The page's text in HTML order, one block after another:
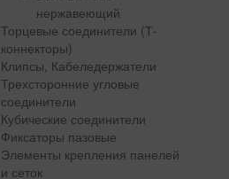
нержавеющий
Торцевые соединители (Т-
коннекторы)
Клипсы, Кабеледержатели
Трехсторонние угловые
соединители
Кубические соединители
Фиксаторы пазовые
Элементы крепления панелей
и сеток